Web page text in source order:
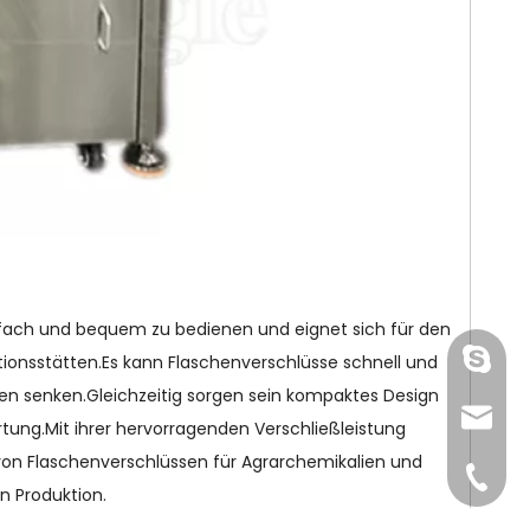
und bequem zu bedienen und eignet sich für den
kann Flaschenverschlüsse schnell und
senken.Gleichzeitig sorgen sein kompaktes Design
ihrer hervorragenden Verschließleistung
Flaschenverschlüssen für Agrarchemikalien und
Produktion.
+86-